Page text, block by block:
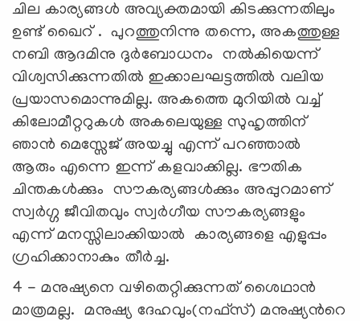
ചില കാര്യങ്ങൾ അവ്യക്തമായി കിടക്കുന്നതിലും
ഉണ്ട് ഖൈറ് . പുറത്തുനിന്നു തന്നെ, അകത്തുള്ള
നബി ആദമിനു ദുർബോധനം നൽകിയെന്ന്
വിശ്വസിക്കുന്നതിൽ ഇക്കാലഘട്ടത്തിൽ വലിയ
പ്രയാസമൊന്നുമില്ല. അകത്തെ മുറിയിൽ വച്ച്
കിലോമീറ്ററുകൾ അകലെയുള്ള സുഹൃത്തിന്
ഞാൻ മെസ്സേജ് അയച്ചു എന്ന് പറഞ്ഞാൽ
ആരും എന്നെ ഇന്ന് കളവാക്കില്ല. ഭൗതിക
ചിന്തകൾക്കും സൗകര്യങ്ങൾക്കും അപ്പുറമാണ്
സ്വർഗ്ഗ ജീവിതവും സ്വർഗീയ സൗകര്യങ്ങളും
എന്ന് മനസ്സിലാക്കിയാൽ കാര്യങ്ങളെ എളുപ്പം
ഗ്രഹിക്കാനാകും തീർച്ച.
4 - മനുഷ്യനെ വഴിതെറ്റിക്കുന്നത് ശൈഥാൻ
മാത്രമല്ല. മനുഷ്യ ദേഹവും(നഫ്സ്) മനുഷ്യൻറെ